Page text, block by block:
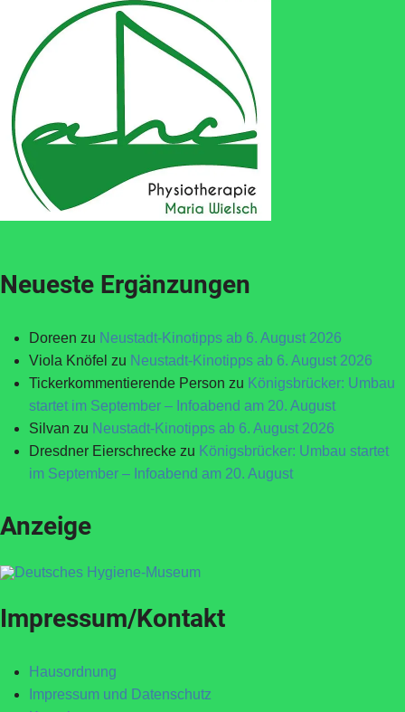
Neueste Ergänzungen
Doreen zu Neustadt-Kinotipps ab 6. August 2026
Viola Knöfel zu Neustadt-Kinotipps ab 6. August 2026
Tickerkommentierende Person zu Königsbrücker: Umbau
startet im September – Infoabend am 20. August
Silvan zu Neustadt-Kinotipps ab 6. August 2026
Dresdner Eierschrecke zu Königsbrücker: Umbau startet
im September – Infoabend am 20. August
Anzeige
Impressum/Kontakt
Hausordnung
Impressum und Datenschutz